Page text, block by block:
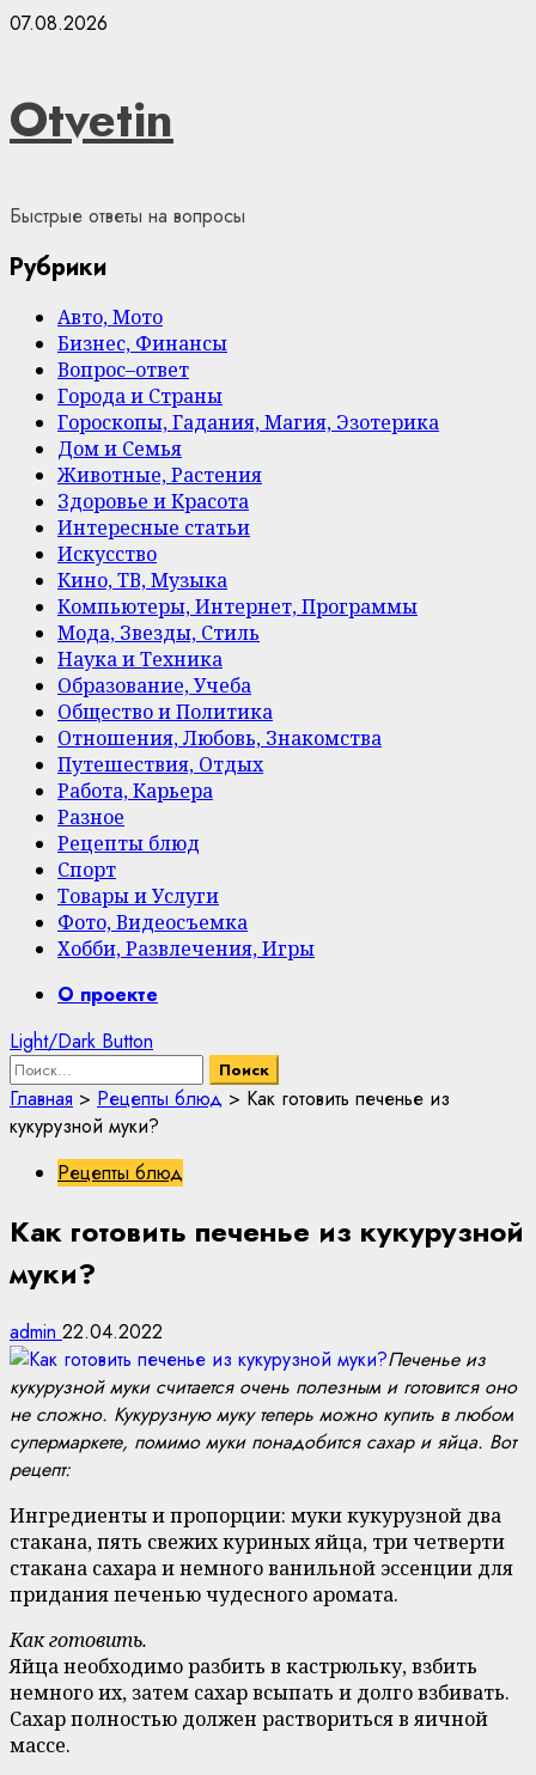
Skip
07.08.2026
Otvetin
Быстрые ответы на вопросы
Рубрики
Авто, Мото
Бизнес, Финансы
Вопрос–ответ
Города и Страны
Гороскопы, Гадания, Магия, Эзотерика
Дом и Семья
Животные, Растения
Здоровье и Красота
Интересные статьи
Искусство
Кино, ТВ, Музыка
Компьютеры, Интернет, Программы
Мода, Звезды, Стиль
Наука и Техника
Образование, Учеба
Общество и Политика
Отношения, Любовь, Знакомства
Путешествия, Отдых
Работа, Карьера
Разное
Рецепты блюд
Спорт
Товары и Услуги
Фото, Видеосъемка
Хобби, Развлечения, Игры
PrimaryО проекте
Light/Dark Button
Найти:
Главная > Рецепты блюд > Как готовить печенье из
кукурузной муки?
Рецепты блюд
Как готовить печенье из кукурузной
муки?
admin 22.04.2022
Печенье из
кукурузной муки считается очень полезным и готовится оно
не сложно. Кукурузную муку теперь можно купить в любом
супермаркете, помимо муки понадобится сахар и яйца. Вот
рецепт:
Ингредиенты и пропорции: муки кукурузной два
стакана, пять свежих куриных яйца, три четверти
стакана сахара и немного ванильной эссенции для
придания печенью чудесного аромата.
Как готовить.
Яйца необходимо разбить в кастрюльку, взбить
немного их, затем сахар всыпать и долго взбивать.
Сахар полностью должен раствориться в яичной
массе.